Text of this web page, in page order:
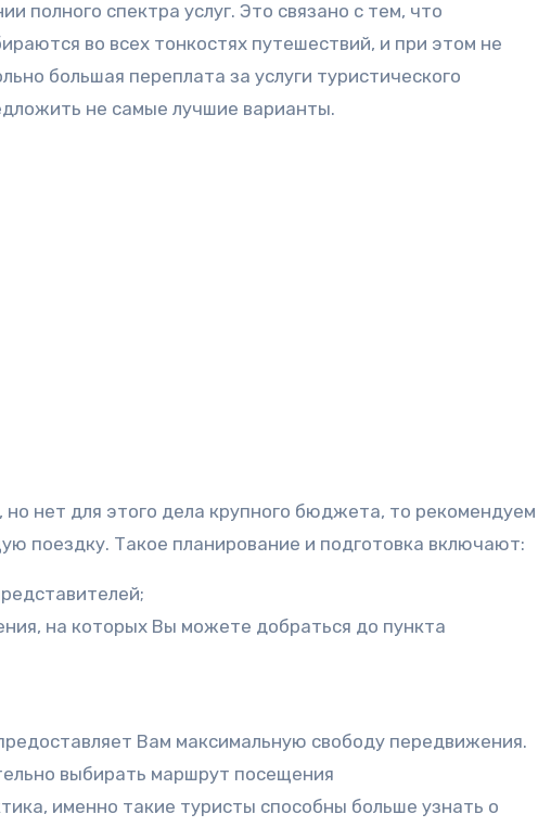
полного спектра услуг. Это связано с тем, что
во всех тонкостях путешествий, и при этом не
большая переплата за услуги туристического
не самые лучшие варианты.
нет для этого дела крупного бюджета, то рекомендуем
поездку. Такое планирование и подготовка включают:
на которых Вы можете добраться до пункта
Вам максимальную свободу передвижения.
выбирать маршрут посещения
именно такие туристы способны больше узнать о